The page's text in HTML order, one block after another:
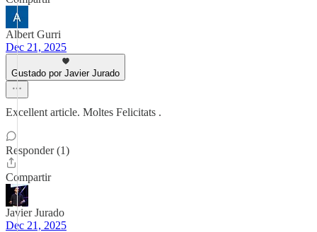
Albert Gurri
Dec 21, 2025
Gustado por Javier Jurado
Excellent article. Moltes Felicitats .
Responder (1)
Compartir
Javier Jurado
Dec 21, 2025